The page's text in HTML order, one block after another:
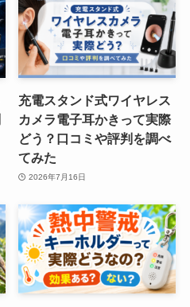
充電スタンド式ワイヤレス
カメラ電子耳かきって実際
どう？口コミや評判を調べ
てみた
2026年7月16日